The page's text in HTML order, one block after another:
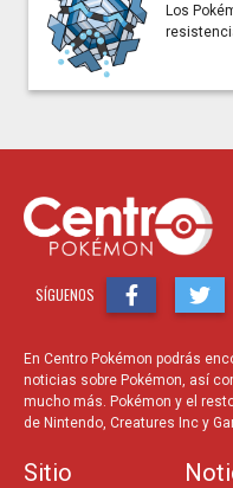
Los
SÍGUENOS
En Centro Pokémon podrás
noticias sobre Pokémon, así
mucho más. Pokémon y el
de Nintendo, Creatures Inc y
Sitio